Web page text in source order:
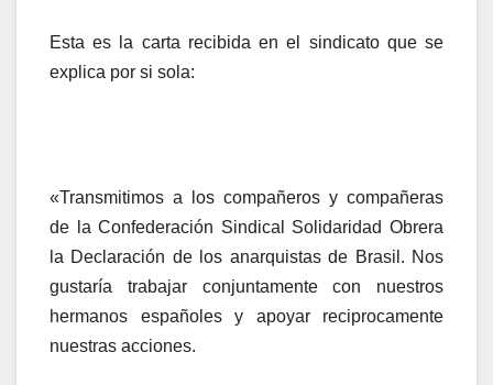
Esta es la carta recibida en el sindicato que se
explica por si sola:
«Transmitimos a los compañeros y compañeras
de la Confederación Sindical Solidaridad Obrera
la Declaración de los anarquistas de Brasil. Nos
gustaría trabajar conjuntamente con nuestros
hermanos españoles y apoyar reciprocamente
nuestras acciones.